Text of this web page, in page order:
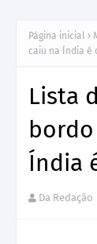
Página inicial
caiu na Índia é
Lista
Índia
Da Redação